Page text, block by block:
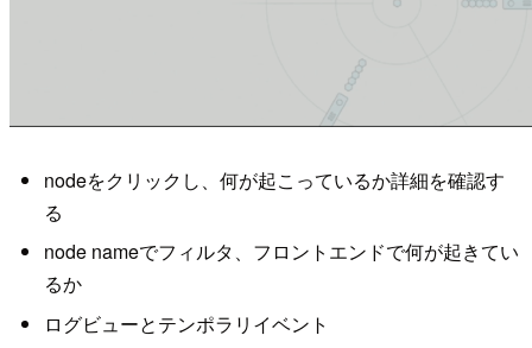
nodeをクリックし、何が起こっているか詳細を確認す
る
node nameでフィルタ、フロントエンドで何が起きてい
るか
ログビューとテンポラリイベント